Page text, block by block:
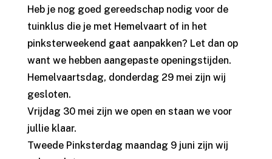
Heb je nog goed gereedschap nodig voor de
tuinklus die je met Hemelvaart of in het
pinksterweekend gaat aanpakken? Let dan op
want we hebben aangepaste openingstijden.
Hemelvaartsdag, donderdag 29 mei zijn wij
gesloten.
Vrijdag 30 mei zijn we open en staan we voor
jullie klaar.
Tweede Pinksterdag maandag 9 juni zijn wij